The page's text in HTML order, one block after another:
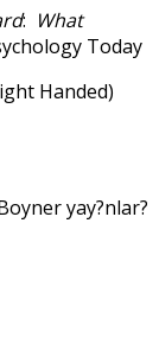
: What
Today
Handed)
yay?nlar?